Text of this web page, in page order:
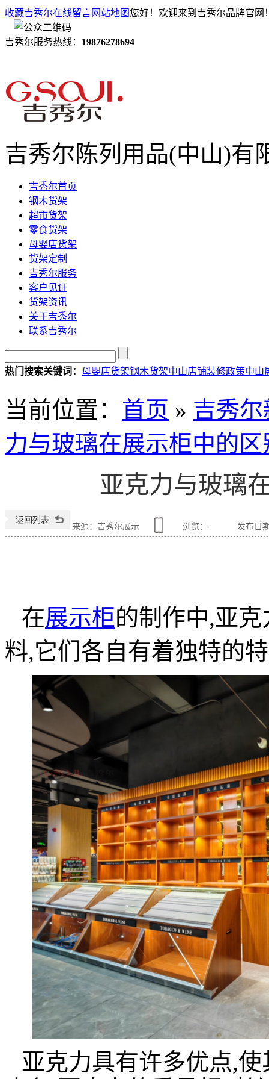
收藏吉秀尔在线留言网站地图您好！欢迎来到吉秀尔品牌官网
吉秀尔服务热线： 19876278694
吉秀尔陈列用品(中山)有
吉秀尔首页
钢木货架
超市货架
零食货架
母婴店货架
货架定制
吉秀尔服务
客户见证
货架资讯
关于吉秀尔
联系吉秀尔
热门搜索关键词： 母婴店货架钢木货架中山店铺装修政策中山
当前位置 ： 首页 » 吉秀
力与玻璃在展示柜中的区
亚克力与玻璃
来源：吉秀尔展示 浏览： - 发布日
在展示柜的制作中,亚
料,它们各自有着独特的
亚克力具有许多优点,使